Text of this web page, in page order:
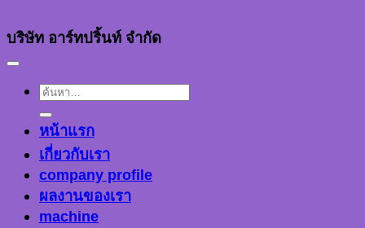
บริษัท อาร์ทปริ้นท์ จำกัด
ค้นหา:
หน้าแรก
เกี่ยวกับเรา
company profile
ผลงานของเรา
machine